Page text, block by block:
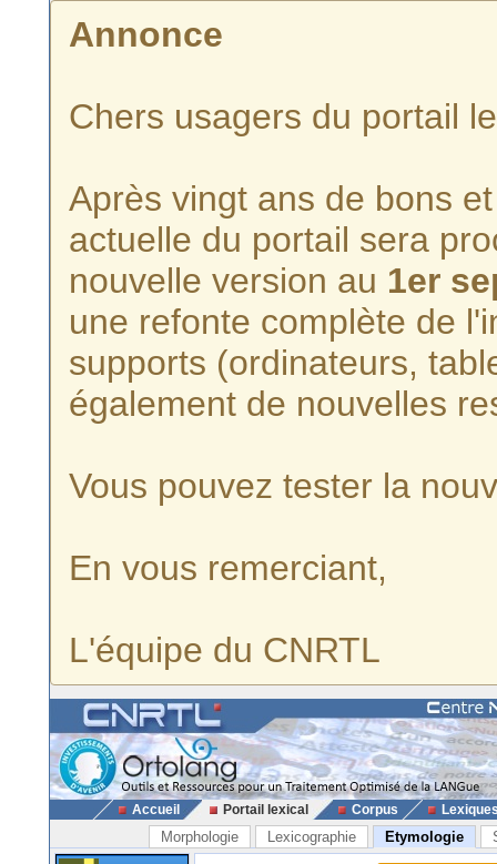
Annonce
Chers usagers du portail
Après vingt ans de bons
actuelle du portail sera
nouvelle version au 1er
une refonte complète de
supports (ordinateurs,
également de nouvelles
Vous pouvez tester la
En vous remerciant,
L'équipe du CNRTL
Accueil Portail lexical Corpus
Morphologie Lexicographie Etymologie